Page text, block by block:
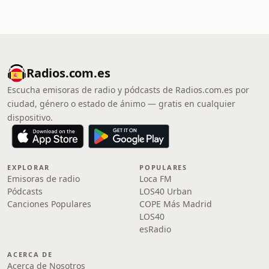
Radios.com.es
Escucha emisoras de radio y pódcasts de Radios.com.es por
ciudad, género o estado de ánimo — gratis en cualquier
dispositivo.
EXPLORAR
Emisoras de radio
Pódcasts
Canciones Populares
POPULARES
Loca FM
LOS40 Urban
COPE Más Madrid
LOS40
esRadio
ACERCA DE
Acerca de Nosotros